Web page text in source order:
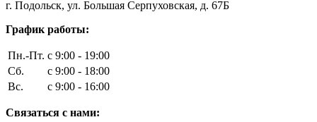
г. Подольск, ул. Большая Серпуховская, д. 67Б
График работы:
Пн.-Пт. с 9:00 - 19:00
Сб.
с 9:00 - 18:00
Вс.
с 9:00 - 16:00
Связаться с нами: